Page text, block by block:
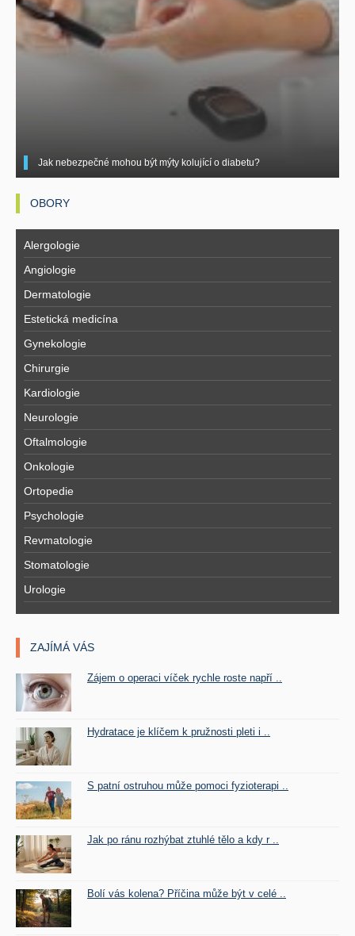
Jak nebezpečné mohou být mýty kolující o diabetu?
OBORY
Alergologie
Angiologie
Dermatologie
Estetická medicína
Gynekologie
Chirurgie
Kardiologie
Neurologie
Oftalmologie
Onkologie
Ortopedie
Psychologie
Revmatologie
Stomatologie
Urologie
ZAJÍMÁ VÁS
Zájem o operaci víček rychle roste napří ..
Hydratace je klíčem k pružnosti pleti i ..
S patní ostruhou může pomoci fyzioterapi ..
Jak po ránu rozhýbat ztuhlé tělo a kdy r ..
Bolí vás kolena? Příčina může být v celé ..